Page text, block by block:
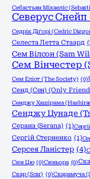
Себастьян Міхаеліс
Северус Снейп
Седрік Діґорі (Cedric
Селеста Летта Стаард
Сем Вілсон (Sam
Сем Вінчестер
Сем Еліот (The Society) (0)
Сенд (Сен) (Only
Сенджу Хашірама
Сенджу Цунаде
Серана (Serana) (1)
Сергій Стерненко (1)
Серсея Ланістер (4)
Син Цю (0)Синьора (0)
Скар (Scar) (0)Скарамуча